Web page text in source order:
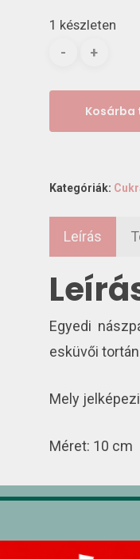
1 készleten
Kosárba
Kategóriák:
Leírás
Egyedi
esküvői
Mely
Méret: 10 cm
28494